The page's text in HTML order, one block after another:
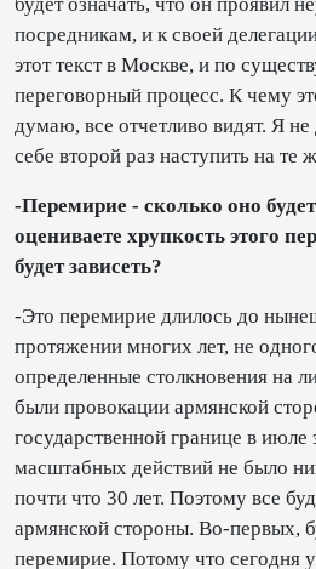
посредникам, и к своей
этот текст в Москве, и по
переговорный процесс. К чему
думаю, все отчетливо видят. Я
себе второй раз наступить на те
-Перемирие - сколько оно
оцениваете хрупкость этого
будет зависеть?
-Это перемирие длилось до
протяжении многих лет, не
определенные столкновения на
были провокации армянской
государственной границе в июле
масштабных действий не было
почти что 30 лет. Поэтому все
армянской стороны. Во-первых,
перемирие. Потому что сегодня